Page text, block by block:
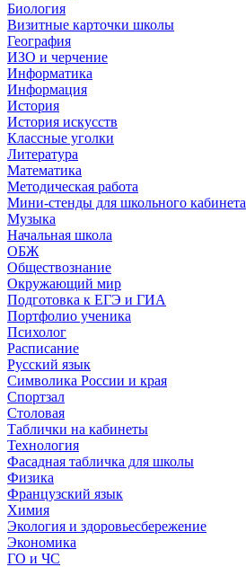
Биология
Визитные карточки школы
География
ИЗО и черчение
Информатика
Информация
История
История искусств
Классные уголки
Литература
Математика
Методическая работа
Мини-стенды для школьного кабинета
Музыка
Начальная школа
ОБЖ
Обществознание
Окружающий мир
Подготовка к ЕГЭ и ГИА
Портфолио ученика
Психолог
Расписание
Русский язык
Символика России и края
Спортзал
Столовая
Таблички на кабинеты
Технология
Фасадная табличка для школы
Физика
Французский язык
Химия
Экология и здоровьесбережение
Экономика
ГО и ЧС